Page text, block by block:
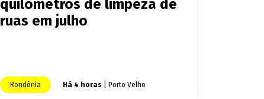
quilômetros de limpeza de
ruas em julho
Rondônia Há 4 horas | Porto Velho